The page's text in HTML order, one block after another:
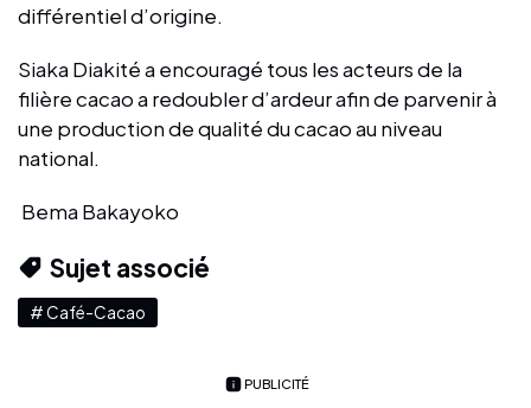
différentiel d’origine.
Siaka Diakité a encouragé tous les acteurs de la
filière cacao a redoubler d’ardeur afin de parvenir à
une production de qualité du cacao au niveau
national.
Bema Bakayoko
Sujet associé
# Café-Cacao
PUBLICITÉ